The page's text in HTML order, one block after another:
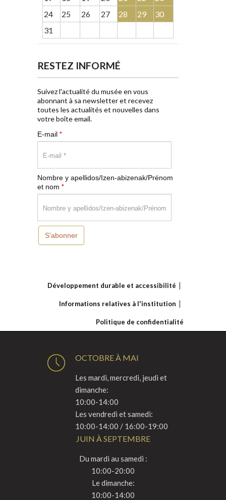
24
25 26 27 28 29
30
31
RESTEZ INFORMÉ
Suivez l'actualité du musée en vous
abonnant à sa newsletter et recevez
toutes les actualités et nouvelles dans
votre boîte email.
E-mail *
Nombre y apellidos/Izen-abizenak/Prénom
et nom *
S’abonner
Développement durable et accessibilité
Informations relatives à l'institution
Politique de confidentialité
OCTOBRE À MAI
Les mardi, mercredi, jeudi et
dimanche:
10:00-14:00
Les vendredi et samedi:
10:00-14:00 / 16:00-19:00
JUIN À SEPTEMBRE
Du mardi au samedi :
10:00-20:00
Le dimanche:
10:00-14:00